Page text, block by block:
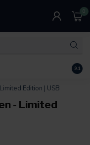
0
9.1
Edition | USB
- Limited